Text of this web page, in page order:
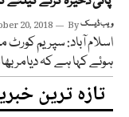
20, 2018 Byویب ڈیسک
اسلام آباد: سپریم
ہوئے کہا ہے کہ دیامر
تازہ ترین